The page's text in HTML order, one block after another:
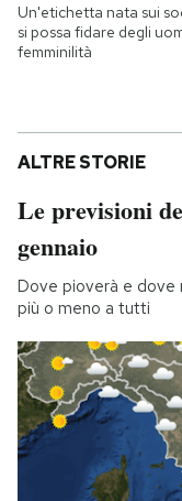
Un'etichetta nata sui
si possa fidare degli
femminilità
ALTRE STORIE
Le previsioni
gennaio
Dove pioverà e dove
più o meno a tutti